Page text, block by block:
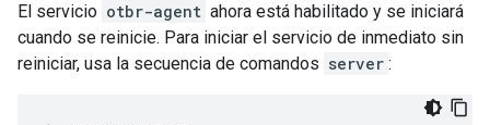
El servicio otbr-agent ahora está habilitado y se iniciará
cuando se reinicie. Para iniciar el servicio de inmediato sin
reiniciar, usa la secuencia de comandos server :